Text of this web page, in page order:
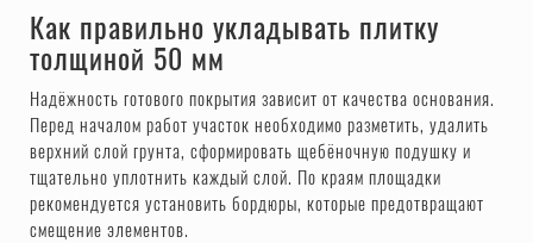
Как правильно укладывать плитку
толщиной 50 мм
Надёжность готового покрытия зависит от качества основания.
Перед началом работ участок необходимо разметить, удалить
верхний слой грунта, сформировать щебёночную подушку и
тщательно уплотнить каждый слой. По краям площадки
рекомендуется установить бордюры, которые предотвращают
смещение элементов.